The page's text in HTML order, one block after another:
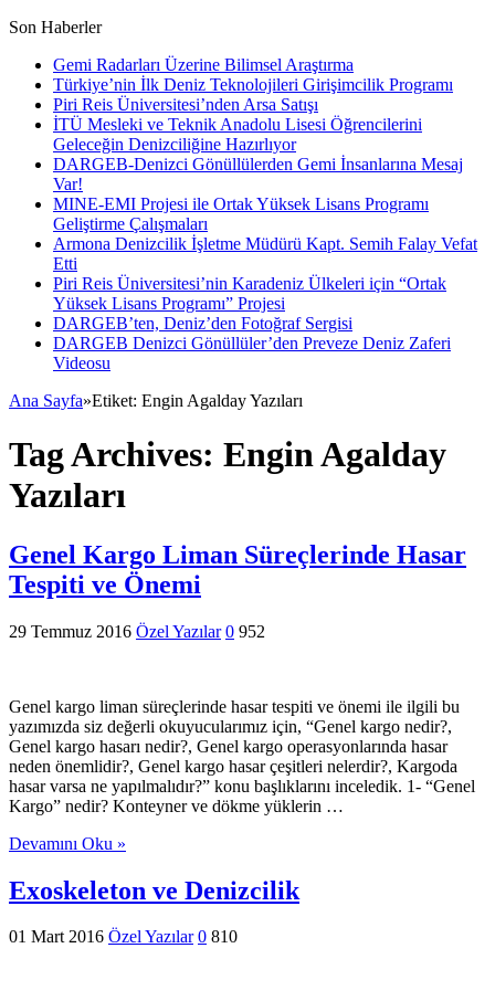
Son Haberler
Gemi Radarları Üzerine Bilimsel Araştırma
Türkiye’nin İlk Deniz Teknolojileri Girişimcilik Programı
Piri Reis Üniversitesi’nden Arsa Satışı
İTÜ Mesleki ve Teknik Anadolu Lisesi Öğrencilerini
Geleceğin Denizciliğine Hazırlıyor
DARGEB-Denizci Gönüllülerden Gemi İnsanlarına Mesaj
Var!
MINE-EMI Projesi ile Ortak Yüksek Lisans Programı
Geliştirme Çalışmaları
Armona Denizcilik İşletme Müdürü Kapt. Semih Falay Vefat
Etti
Piri Reis Üniversitesi’nin Karadeniz Ülkeleri için “Ortak
Yüksek Lisans Programı” Projesi
DARGEB’ten, Deniz’den Fotoğraf Sergisi
DARGEB Denizci Gönüllüler’den Preveze Deniz Zaferi
Videosu
Ana Sayfa»Etiket: Engin Agalday Yazıları
Tag Archives: Engin Agalday
Yazıları
Genel Kargo Liman Süreçlerinde Hasar
Tespiti ve Önemi
29 Temmuz 2016 Özel Yazılar 0 952
Genel kargo liman süreçlerinde hasar tespiti ve önemi ile ilgili bu
yazımızda siz değerli okuyucularımız için, “Genel kargo nedir?,
Genel kargo hasarı nedir?, Genel kargo operasyonlarında hasar
neden önemlidir?, Genel kargo hasar çeşitleri nelerdir?, Kargoda
hasar varsa ne yapılmalıdır?” konu başlıklarını inceledik. 1- “Genel
Kargo” nedir? Konteyner ve dökme yüklerin …
Devamını Oku »
Exoskeleton ve Denizcilik
01 Mart 2016 Özel Yazılar 0 810